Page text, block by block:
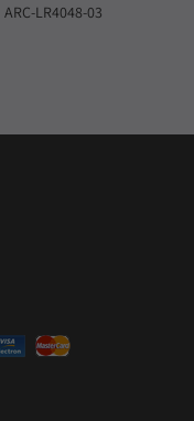
ARC-LR4048-03